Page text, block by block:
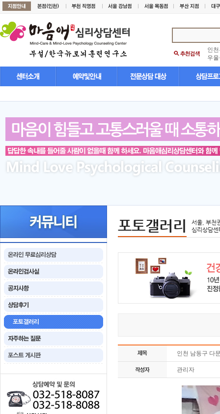
인
우
포토갤러리
서울, 부천
심리상담
인천 남동구 다
관리자